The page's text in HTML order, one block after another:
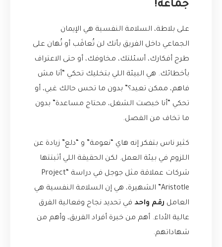
جماعة!
على بلاطة، السلامة النفسية هي الإيمان
الجماعي داخل الفريق بأنك لن تُعاقَب أو تُهان على
طرح أفكارك، أسئلتك، مخاوفك، أو حتى الاعتراف
بأخطائك. هي البيئة اللي بتخليك تحكي “أنا مش
فاهم، ممكن تعيد؟” بدون ما تحس حالك غبي، أو
تحكي “أنا خبصت الشغل، محتاج مساعدة” بدون
ما تخاف من الفصل.
كثير ناس بتفكر إنه هاي “نعومة” و “دلع” زيادة عن
اللزوم في بيئة العمل. لكن الحقيقة اللي أثبتتها
شركات عملاقة مثل جوجل في دراسة “Project
Aristotle” الشهيرة، هي إن السلامة النفسية هي
العامل رقم واحد في تحديد نجاح وفعالية الفرق
عالية الأداء. أهم من خبرة أفراد الفريق، وأهم من
شهاداتهم.